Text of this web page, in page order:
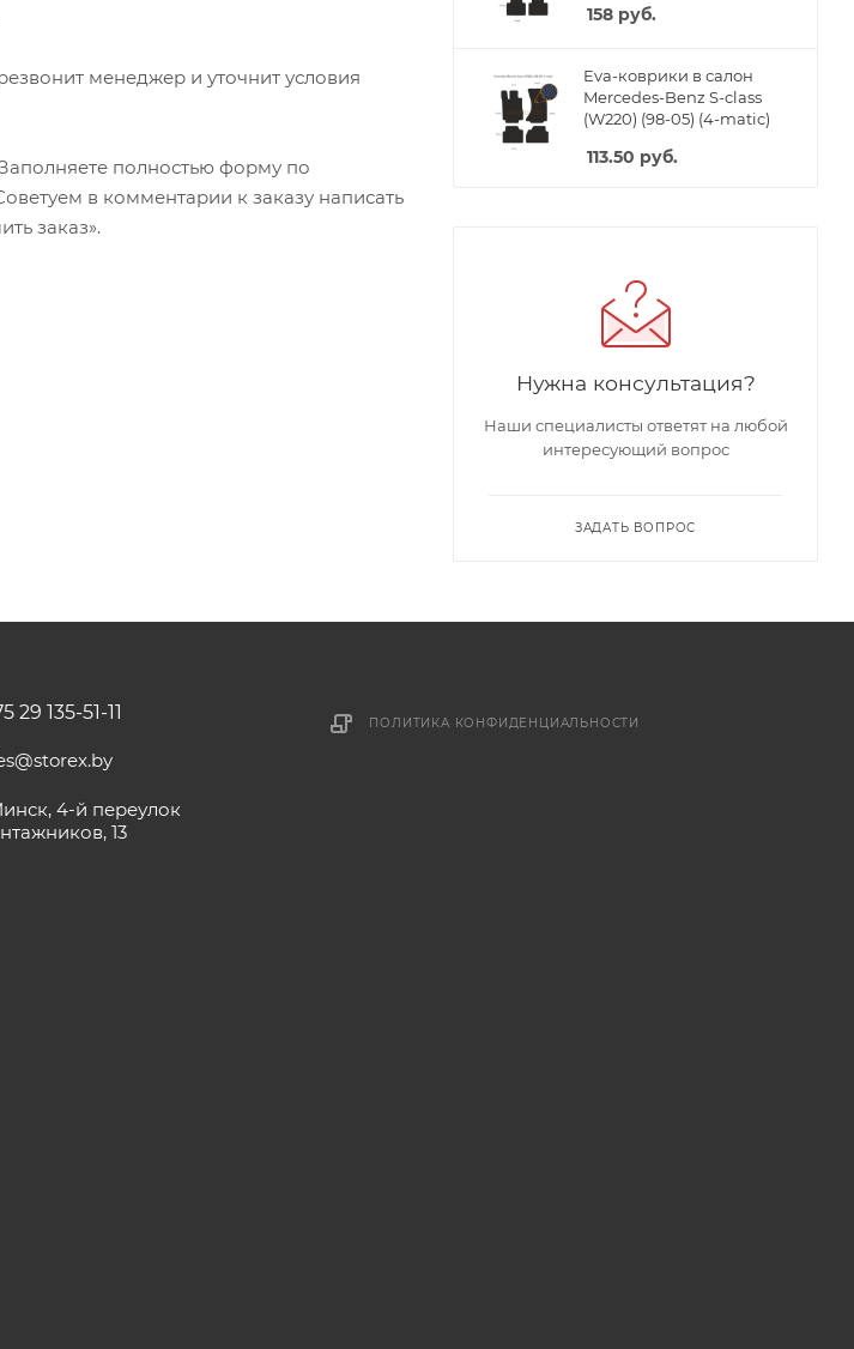
менеджер и уточнит условия
полностью форму по
в комментарии к заказу написать
заказ».
158 руб.
Eva-коврики в салон
Mercedes-Benz S-class
(W220) (98-05) (4-matic)
113.50 руб.
Нужна консультация?
Наши специалисты ответят на любой
интересующий вопрос
ЗАДАТЬ ВОПРОС
29 135-51-11
4-й переулок
13
ПОЛИТИКА КОНФИДЕНЦИАЛЬНОСТИ